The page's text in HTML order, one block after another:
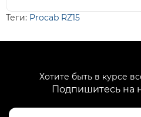
Теги: Procab RZ15
Хотите быть в курсе
Подпишитесь на